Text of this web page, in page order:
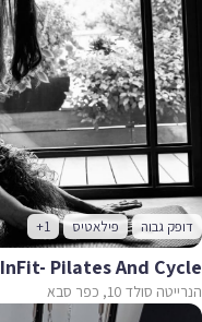
דופק גבוה פילאטיס +1
InFit- Pilates And Cycle
הנרייטה סולד 10, כפר סבא